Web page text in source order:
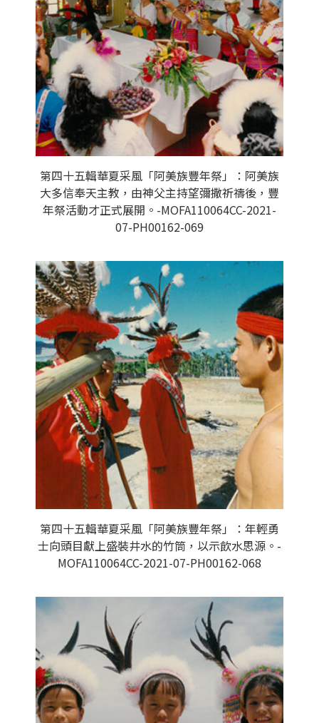
第四十五輯華夏采風「阿美族豐年祭」：阿美族
大多信奉天主教，由神父主持望彌撒祈禱後，豐
年祭活動才正式展開。-MOFA110064CC-2021-
07-PH00162-069
第四十五輯華夏采風「阿美族豐年祭」：年輕勇
士向頭目獻上盛裝井水的竹筒，以示飲水思源。-
MOFA110064CC-2021-07-PH00162-068